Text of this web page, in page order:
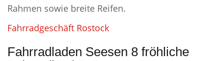
Rahmen sowie breite Reifen.
Fahrradgeschäft Rostock
Fahrradladen Seesen 8 fröhliche